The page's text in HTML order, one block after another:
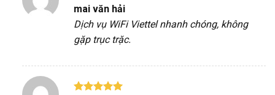
Được xếp
5
sao
mai văn hải
Dịch vụ WiFi Viettel nhanh chóng, không
gặp trục trặc.